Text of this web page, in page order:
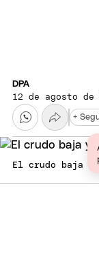
DPA
12 de agosto de
+
El crudo baja y